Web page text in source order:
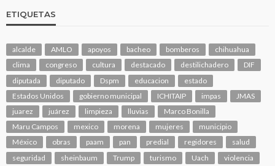
ETIQUETAS
alcalde AMLO apoyos bacheo bomberos
chihuahua
clima
congreso cultura destacado destilichadero
DIF
diputada
diputado Dspm educacion
estado
Estados Unidos
gobierno municipal ICHITAIP impas
JMAS
juarez
juárez limpieza lluvias
Marco Bonilla
Maru Campos
mexico morena mujeres
municipio
México
obras paam pan predial regidores
salud
seguridad
sheinbaum Trump turismo Uach violencia